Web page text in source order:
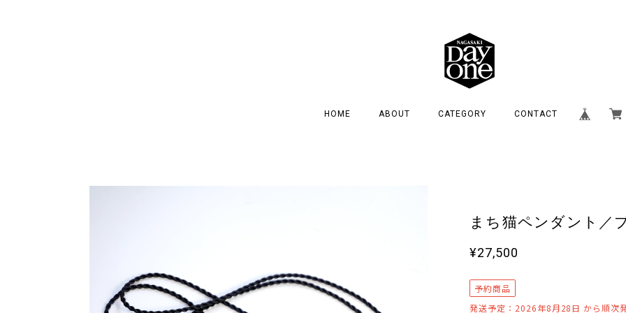
HOME ABOUT CATEGORY CONTACT
まち猫ペンダント／
¥27,500
予約商品
発送予定：2026年8月28日 から順次